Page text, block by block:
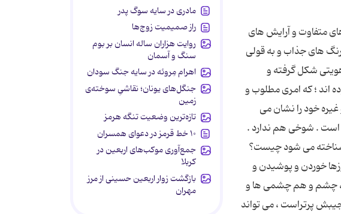
متفاوت و آرایش های
های جذاب و به قولی
شکل گرفته و
اند ؛ كه امری مطلوب و
خود را نشان می
است . شوخی هم ندارد .
شناخته می شود چیست؟
خوردن و پوشیدن و
، چشم و هم چشمی ها و
پرتراست ، می تواند
مادری در سایه سوگ پدر
راز صمیمیت زوج‌ها
روایت هزاران ساله انسان بر بوم
سنگ و آسمان
اهرام مِروئه در سایه جنگ سودان
جنگل‌های یونان؛ نقاشیِ سوخته‌ی
زمین
تازه‌ترین وضعیت تنگه هرمز
۱۰ خط قرمز در دعوای همسران
جمع‌آوری موکب‌های اربعین در
کربلا
بازگشت زوار اربعین حسینی از مرز
مهران